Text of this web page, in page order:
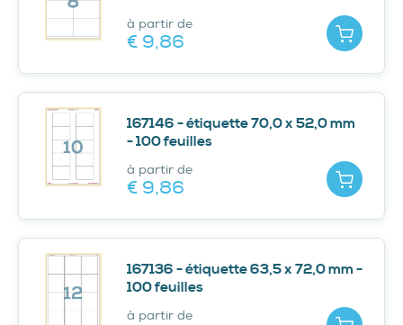
à partir de
€ 9,86
167146 - étiquette 70,0 x 52,0 mm
- 100 feuilles
à partir de
€ 9,86
167136 - étiquette 63,5 x 72,0 mm -
100 feuilles
à partir de